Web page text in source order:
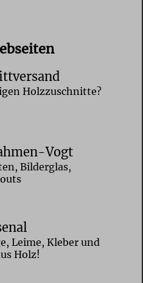
Holzzuschnitte?
Vogt
Bilderglas,
Leime, Kleber und
Holz!